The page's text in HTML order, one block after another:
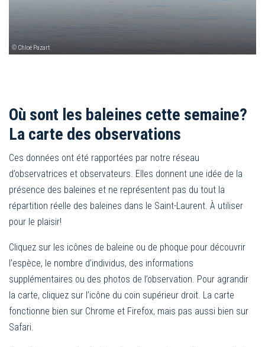
© Chloé Pazart
Où sont les baleines cette semaine?
La carte des observations
Ces données ont été rapportées par notre réseau
d’observatrices et observateurs. Elles donnent une idée de la
présence des baleines et ne représentent pas du tout la
répartition réelle des baleines dans le Saint-Laurent. À utiliser
pour le plaisir!
Cliquez sur les icônes de baleine ou de phoque pour découvrir
l’espèce, le nombre d’individus, des informations
supplémentaires ou des photos de l’observation. Pour agrandir
la carte, cliquez sur l’icône du coin supérieur droit. La carte
fonctionne bien sur Chrome et Firefox, mais pas aussi bien sur
Safari.